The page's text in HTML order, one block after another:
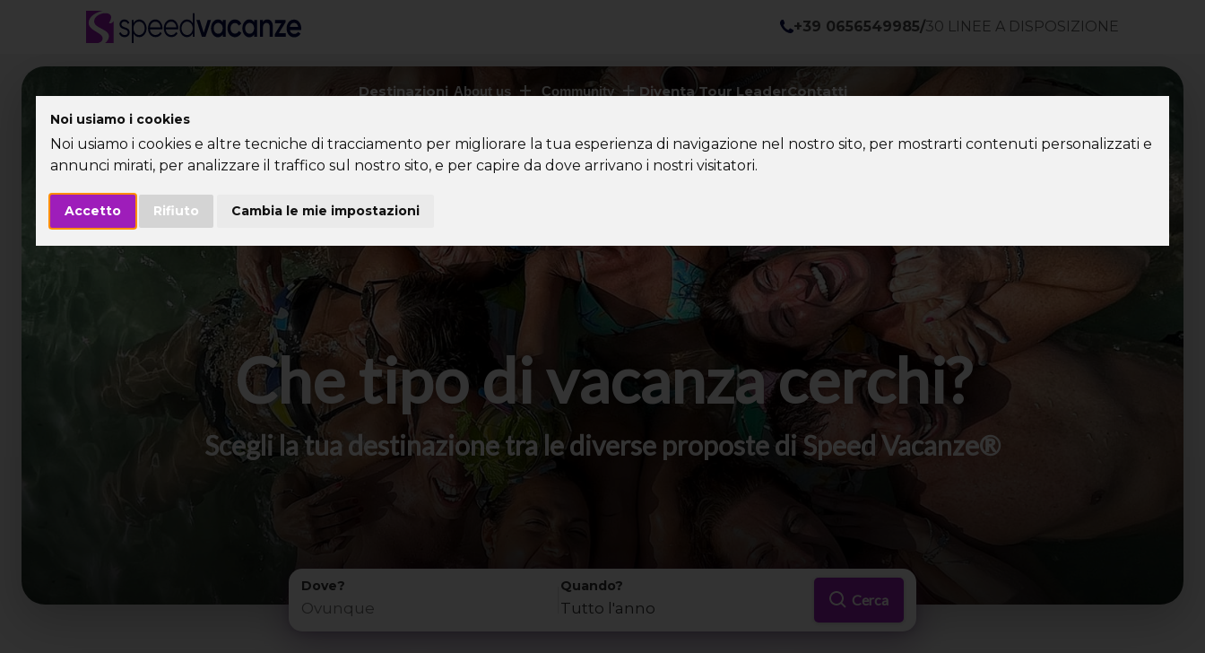
Noi usiamo i cookies
Noi usiamo i cookies e altre tecniche di tracciamento per migliorare la tua esperienza di navigazione nel nostro sito, per mostrarti contenuti personalizzati e
annunci mirati, per analizzare il traffico sul nostro sito, e per capire da dove arrivano i nostri visitatori.
Accetto Rifiuto Cambia le mie impostazioni
+39 0656549985/30 LINEE A DISPOSIZIONE
Destinazioni About us Community Diventa Tour LeaderContatti
Che tipo di vacanza cerchi?
Scegli la tua destinazione tra le diverse proposte di Speed Vacanze®
Dove? Quando?
Tutto l'anno Cerca